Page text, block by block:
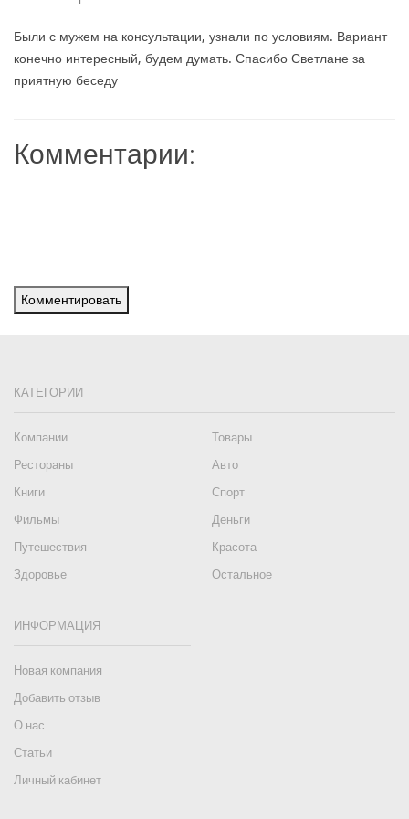
Были с мужем на консультации, узнали по условиям. Вариант
конечно интересный, будем думать. Спасибо Светлане за
приятную беседу
Комментарии:
Комментировать
КАТЕГОРИИ
Компании
Товары
Рестораны
Авто
Книги
Спорт
Фильмы
Деньги
Путешествия
Красота
Здоровье
Остальное
ИНФОРМАЦИЯ
Новая компания
Добавить отзыв
О нас
Статьи
Личный кабинет